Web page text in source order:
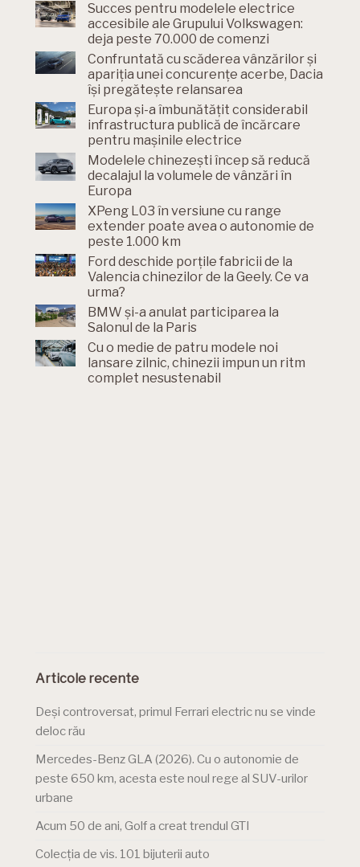
Succes pentru modelele electrice
accesibile ale Grupului Volkswagen:
deja peste 70.000 de comenzi
Confruntată cu scăderea vânzărilor și
apariția unei concurențe acerbe, Dacia
își pregătește relansarea
Europa și-a îmbunătățit considerabil
infrastructura publică de încărcare
pentru mașinile electrice
Modelele chinezești încep să reducă
decalajul la volumele de vânzări în
Europa
XPeng L03 în versiune cu range
extender poate avea o autonomie de
peste 1.000 km
Ford deschide porțile fabricii de la
Valencia chinezilor de la Geely. Ce va
urma?
BMW și-a anulat participarea la
Salonul de la Paris
Cu o medie de patru modele noi
lansare zilnic, chinezii impun un ritm
complet nesustenabil
Articole recente
Deși controversat, primul Ferrari electric nu se vinde
deloc rău
Mercedes-Benz GLA (2026). Cu o autonomie de
peste 650 km, acesta este noul rege al SUV-urilor
urbane
Acum 50 de ani, Golf a creat trendul GTI
Colecția de vis. 101 bijuterii auto